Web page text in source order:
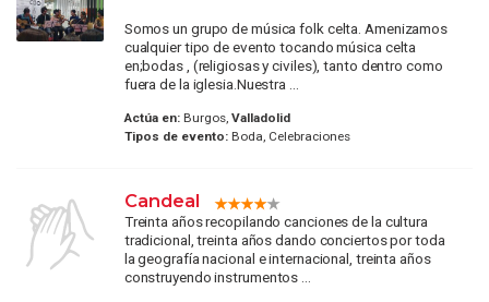
Somos un grupo de música folk celta. Amenizamos
cualquier tipo de evento tocando música celta
en;bodas , (religiosas y civiles), tanto dentro como
fuera de la iglesia.Nuestra ...
Actúa en:Burgos, Valladolid
Tipos de evento:Boda, Celebraciones
Candeal
Treinta años recopilando canciones de la cultura
tradicional, treinta años dando conciertos por toda
la geografía nacional e internacional, treinta años
construyendo instrumentos ...